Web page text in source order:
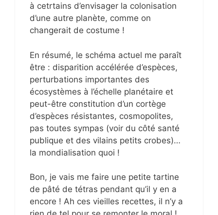
à cetrtains d’envisager la colonisation
d’une autre planète, comme on
changerait de costume !
En résumé, le schéma actuel me paraît
être : disparition accélérée d’espèces,
perturbations importantes des
écosystèmes à l’échelle planétaire et
peut-être constitution d’un cortège
d’espèces résistantes, cosmopolites,
pas toutes sympas (voir du côté santé
publique et des vilains petits crobes)…
la mondialisation quoi !
Bon, je vais me faire une petite tartine
de pâté de tétras pendant qu’il y en a
encore ! Ah ces vieilles recettes, il n’y a